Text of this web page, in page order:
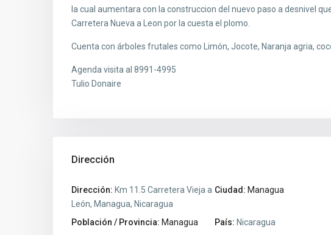
la cual aumentara con la construccion del nuevo paso a desnivel
Carretera Nueva a Leon por la cuesta el plomo.
Cuenta con árboles frutales como Limón, Jocote, Naranja agria,
Agenda visita al 8991-4995
Tulio Donaire
Dirección
Dirección: Km 11.5 Carretera Vieja a
León, Managua, Nicaragua
Ciudad: Managua
Población / Provincia: Managua País: Nicaragua